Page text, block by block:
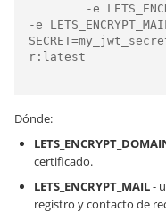
-e
r:latest
Dónde:
certificado.
LETS_ENCRYPT_MAIL-
registro y contacto de